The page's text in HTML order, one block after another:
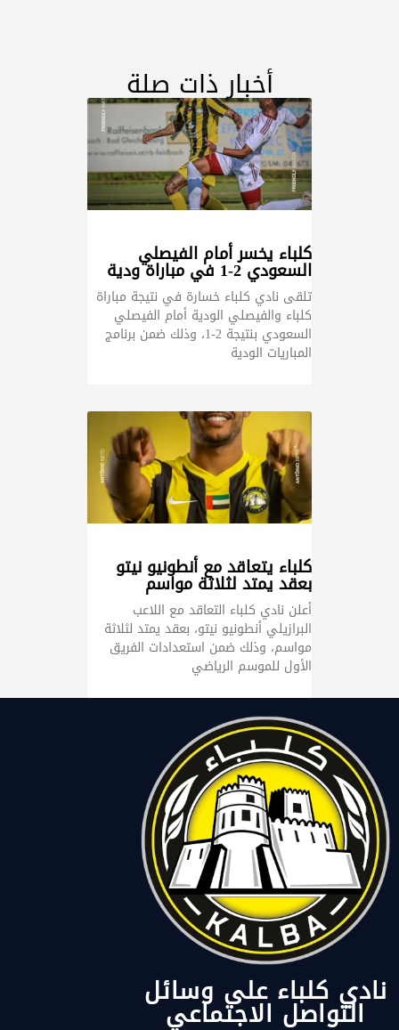
أخبار ذات صلة
كلباء يخسر أمام الفيصلي
السعودي 2-1 في مباراة ودية
تلقى نادي كلباء خسارة في نتيجة مباراة
كلباء والفيصلي الودية أمام الفيصلي
السعودي بنتيجة 2-1، وذلك ضمن برنامج
المباريات الودية
كلباء يتعاقد مع أنطونيو نيتو
بعقد يمتد لثلاثة مواسم
أعلن نادي كلباء التعاقد مع اللاعب
البرازيلي أنطونيو نيتو، بعقد يمتد لثلاثة
مواسم، وذلك ضمن استعدادات الفريق
الأول للموسم الرياضي
نادي كلباء على وسائل
التواصل الاجتماعي